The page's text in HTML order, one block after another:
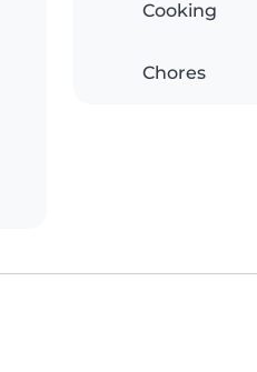
Cooking
Chores